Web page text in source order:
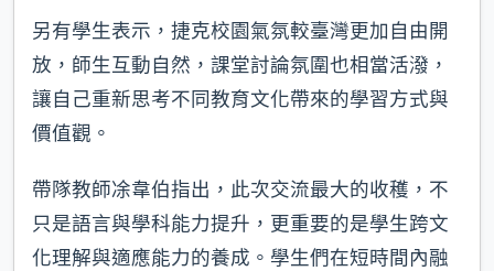
另有學生表示，捷克校園氣氛較臺灣更加自由開
放，師生互動自然，課堂討論氛圍也相當活潑，
讓自己重新思考不同教育文化帶來的學習方式與
價值觀。
帶隊教師凃韋伯指出，此次交流最大的收穫，不
只是語言與學科能力提升，更重要的是學生跨文
化理解與適應能力的養成。學生們在短時間內融